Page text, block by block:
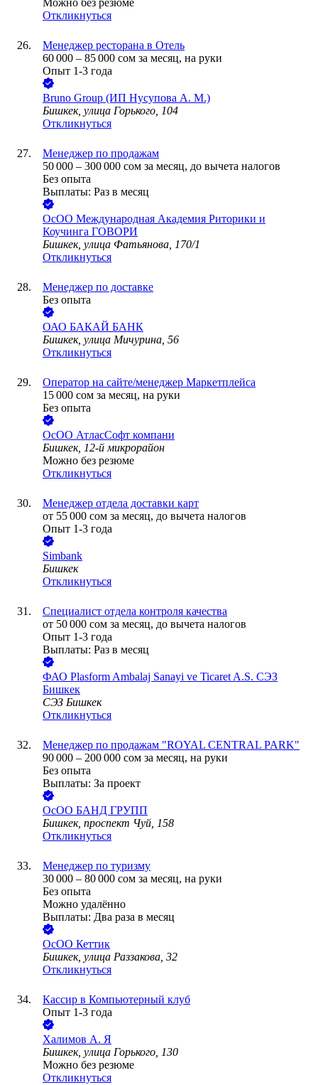
Можно без резюме
Откликнуться
Менеджер ресторана в Отель
60 000 – 85 000 сом за месяц, на руки
Опыт 1-3 года
Bruno Group (ИП Нусупова А. М.)
Бишкек, улица Горького, 104
Откликнуться
Менеджер по продажам
50 000 – 300 000 сом за месяц, до вычета налогов
Без опыта
Выплаты: Раз в месяц
ОсОО Международная Академия Риторики и
Коучинга ГОВОРИ
Бишкек, улица Фатьянова, 170/1
Откликнуться
Менеджер по доставке
Без опыта
ОАО БАКАЙ БАНК
Бишкек, улица Мичурина, 56
Откликнуться
Оператор на сайте/менеджер Маркетплейса
15 000 сом за месяц, на руки
Без опыта
ОсОО АтласСофт компани
Бишкек, 12-й микрорайон
Можно без резюме
Откликнуться
Менеджер отдела доставки карт
от 55 000 сом за месяц, до вычета налогов
Опыт 1-3 года
Simbank
Бишкек
Откликнуться
Специалист отдела контроля качества
от 50 000 сом за месяц, до вычета налогов
Опыт 1-3 года
Выплаты: Раз в месяц
ФАО Plasform Ambalaj Sanayi ve Ticaret A.S. СЭЗ
Бишкек
СЭЗ Бишкек
Откликнуться
Менеджер по продажам "ROYAL CENTRAL PARK"
90 000 – 200 000 сом за месяц, на руки
Без опыта
Выплаты: За проект
ОсОО БАНД ГРУПП
Бишкек, проспект Чуй, 158
Откликнуться
Менеджер по туризму
30 000 – 80 000 сом за месяц, на руки
Без опыта
Можно удалённо
Выплаты: Два раза в месяц
ОсОО Кеттик
Бишкек, улица Раззакова, 32
Откликнуться
Кассир в Компьютерный клуб
Опыт 1-3 года
Халимов А. Я
Бишкек, улица Горького, 130
Можно без резюме
Откликнуться